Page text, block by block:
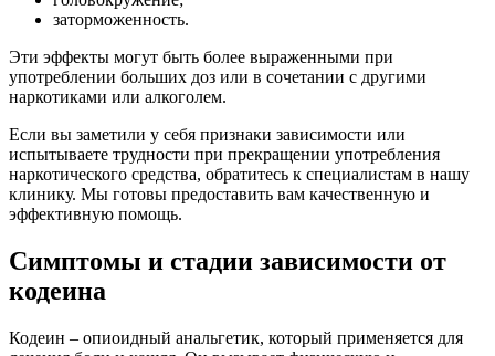
заторможенность.
Эти эффекты могут быть более выраженными при
употреблении больших доз или в сочетании с другими
наркотиками или алкоголем.
Если вы заметили у себя признаки зависимости или
испытываете трудности при прекращении употребления
наркотического средства, обратитесь к специалистам в нашу
клинику. Мы готовы предоставить вам качественную и
эффективную помощь.
Симптомы и стадии зависимости от
кодеина
Кодеин – опиоидный анальгетик, который применяется для